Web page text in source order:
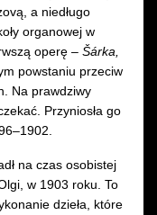
a niedługo
organowej w
operę – Šárka,
powstaniu przeciw
Na prawdziwy
Przyniosła go
na czas osobistej
w 1903 roku. To
dzieła, które